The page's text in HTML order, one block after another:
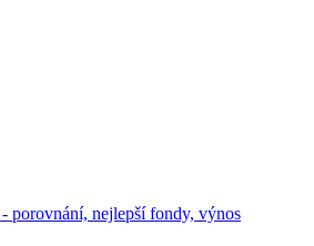
porovnání, nejlepší fondy, výnos